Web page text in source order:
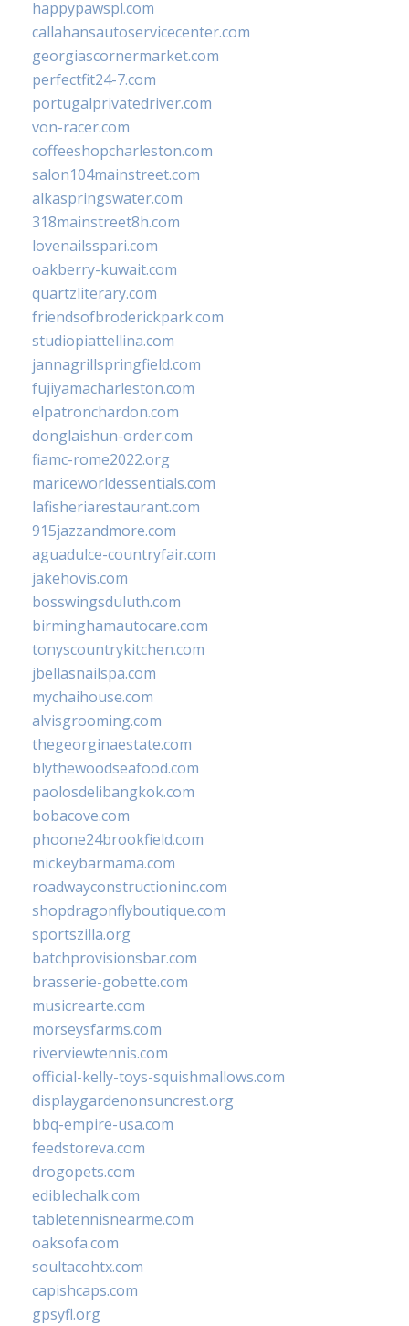
happypawspl.com
callahansautoservicecenter.com
georgiascornermarket.com
perfectfit24-7.com
portugalprivatedriver.com
von-racer.com
coffeeshopcharleston.com
salon104mainstreet.com
alkaspringswater.com
318mainstreet8h.com
lovenailsspari.com
oakberry-kuwait.com
quartzliterary.com
friendsofbroderickpark.com
studiopiattellina.com
jannagrillspringfield.com
fujiyamacharleston.com
elpatronchardon.com
donglaishun-order.com
fiamc-rome2022.org
mariceworldessentials.com
lafisheriarestaurant.com
915jazzandmore.com
aguadulce-countryfair.com
jakehovis.com
bosswingsduluth.com
birminghamautocare.com
tonyscountrykitchen.com
jbellasnailspa.com
mychaihouse.com
alvisgrooming.com
thegeorginaestate.com
blythewoodseafood.com
paolosdelibangkok.com
bobacove.com
phoone24brookfield.com
mickeybarmama.com
roadwayconstructioninc.com
shopdragonflyboutique.com
sportszilla.org
batchprovisionsbar.com
brasserie-gobette.com
musicrearte.com
morseysfarms.com
riverviewtennis.com
official-kelly-toys-squishmallows.com
displaygardenonsuncrest.org
bbq-empire-usa.com
feedstoreva.com
drogopets.com
ediblechalk.com
tabletennisnearme.com
oaksofa.com
soultacohtx.com
capishcaps.com
gpsyfl.org